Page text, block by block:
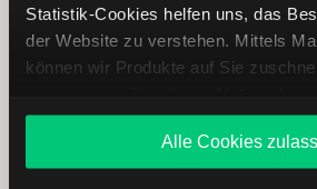
Statistik-Cookies helfen uns, das
der Website zu verstehen. Mittels
können wir Produkte auf Sie
Angebote unterbreiten. Sie
Sie zulassen oder ablehnen. Ihre
Sie jederzeit in denCookie-
Alle Cookies
LYNX+ einloggen?
Kann ich das Demokonto
Wie setze ich mein